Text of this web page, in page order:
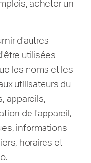
acheter un
d'autres
utilisées
les noms et les
utilisateurs du
appareils,
de l'appareil,
informations
horaires et